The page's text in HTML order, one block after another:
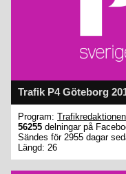
Trafik P4 Göteborg
Program:
56255 delningar på
Sändes för 2955 dagar
Längd: 26